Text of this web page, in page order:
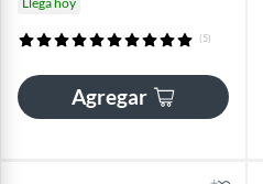
(5)
Agregar